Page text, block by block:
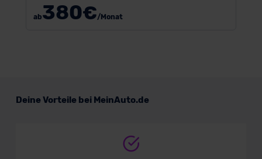
ab380€/Monat
Deine Vorteile bei MeinAuto.de